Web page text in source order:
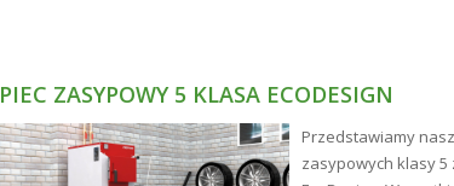
PIEC ZASYPOWY 5 KLASA ECODESIGN
Przedstawiamy
zasypowych klasy